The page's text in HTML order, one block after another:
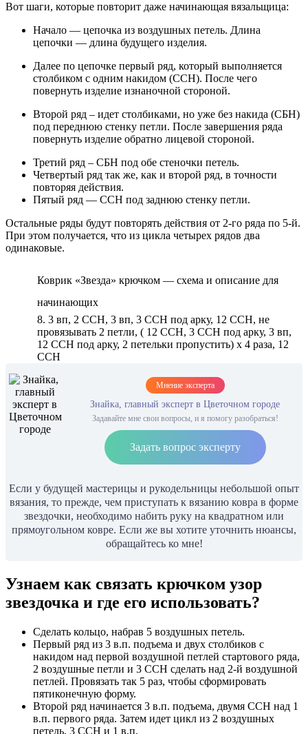
Вот шаги, которые повторит даже начинающая вязальщица:
Начало — цепочка из воздушных петель. Длина
цепочки — длина будущего изделия.
Далее по цепочке первый ряд, который выполняется
столбиком с одним накидом (ССН). После чего
повернуть изделие изнаночной стороной.
Второй ряд – идет столбиками, но уже без накида (СБН)
под переднюю стенку петли. После завершения ряда
повернуть изделие обратно лицевой стороной.
Третий ряд – СБН под обе стеночки петель.
Четвертый ряд так же, как и второй ряд, в точности
повторяя действия.
Пятый ряд — ССН под заднюю стенку петли.
Остальные ряды будут повторять действия от 2-го ряда по 5-й.
При этом получается, что из цикла четырех рядов два
одинаковые.
Коврик «Звезда» крючком — схема и описание для
начинающих
8. 3 вп, 2 ССН, 3 вп, 3 ССН под арку, 12 ССН, не
провязывать 2 петли, ( 12 ССН, 3 ССН под арку, 3 вп,
12 ССН под арку, 2 петельки пропустить) х 4 раза, 12
ССН
Мнение эксперта
Знайка, главный эксперт в Цветочном городе
Задавайте мне свои вопросы, и я помогу разобраться!
Задать вопрос эксперту
Если у будущей мастерицы и рукодельницы небольшой опыт
вязания, то прежде, чем приступать к вязанию ковра в форме
звездочки, необходимо набить руку на квадратном или
прямоугольном ковре. Если же вы хотите уточнить нюансы,
обращайтесь ко мне!
Узнаем как связать крючком узор
звездочка и где его использовать?
Сделать кольцо, набрав 5 воздушных петель.
Первый ряд из 3 в.п. подъема и двух столбиков с
накидом над первой воздушной петлей стартового ряда,
2 воздушные петли и 3 ССН сделать над 2-й воздушной
петлей. Провязать так 5 раз, чтобы сформировать
пятиконечную форму.
Второй ряд начинается 3 в.п. подъема, двумя ССН над 1
в.п. первого ряда. Затем идет цикл из 2 воздушных
петель, 3 ССН и 1 в.п.